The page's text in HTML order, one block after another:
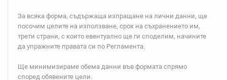
За всяка форма, съдържаща изпращане на лични данни, ще
посочим целите на използване, срок на съхранението им,
трети страни, с които евентуално ще ги споделим, начините
да упражните правата си по Регламента.
Ще минимизираме обема данни във формата спрямо
според обявените цели.